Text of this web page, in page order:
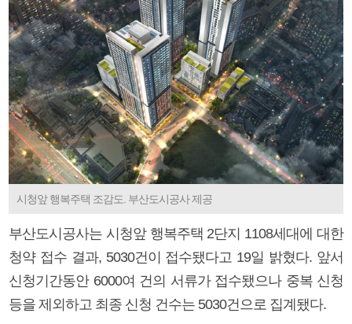
시청앞 행복주택 조감도. 부산도시공사 제공
부산도시공사는 시청앞 행복주택 2단지 1108세대에 대한
청약 접수 결과, 5030건이 접수됐다고 19일 밝혔다. 앞서
신청기간동안 6000여 건의 서류가 접수됐으나 중복 신청
등을 제외하고 최종 신청 건수는 5030건으로 집계됐다.